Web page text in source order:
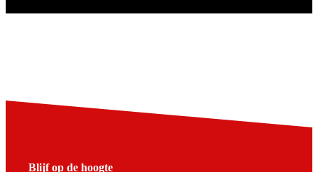
Blijf op de hoogte